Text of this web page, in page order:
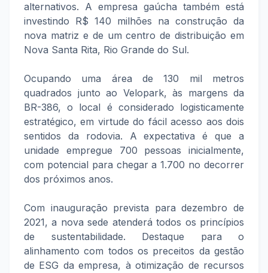
alternativos. A empresa gaúcha também está
investindo R$ 140 milhões na construção da
nova matriz e de um centro de distribuição em
Nova Santa Rita, Rio Grande do Sul.
Ocupando uma área de 130 mil metros
quadrados junto ao Velopark, às margens da
BR-386, o local é considerado logisticamente
estratégico, em virtude do fácil acesso aos dois
sentidos da rodovia. A expectativa é que a
unidade empregue 700 pessoas inicialmente,
com potencial para chegar a 1.700 no decorrer
dos próximos anos.
Com inauguração prevista para dezembro de
2021, a nova sede atenderá todos os princípios
de sustentabilidade. Destaque para o
alinhamento com todos os preceitos da gestão
de ESG da empresa, à otimização de recursos